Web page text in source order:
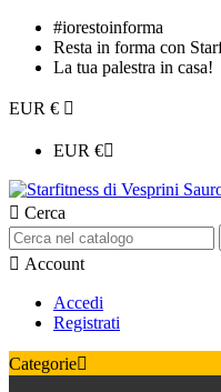
#iorestoinforma
Resta in forma con
La tua palestra in casa!
EUR € 
EUR €
 Cerca
 Account
Accedi
Registrati
Categorie